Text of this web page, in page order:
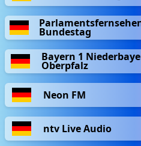
Bundestag
Bayern 1
Oberpfalz
Neon FM
ntv Live Audio